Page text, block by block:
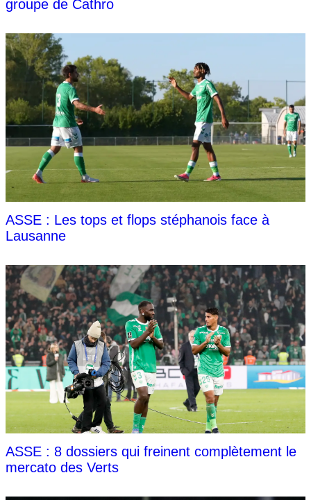
groupe de Cathro
ASSE : Les tops et flops stéphanois face à
Lausanne
ASSE : 8 dossiers qui freinent complètement le
mercato des Verts